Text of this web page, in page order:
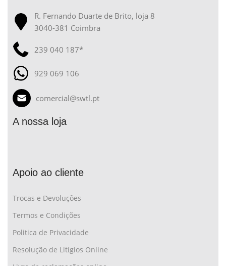
R. Fernando Duarte de Brito, loja 8
3040-381 Coimbra
239 040 187*
929 069 106
comercial@swtl.pt
A nossa loja
Apoio ao cliente
Trocas e Devoluções
Termos e Condições
Politica de Privacidade
Resolução de Litígios Online